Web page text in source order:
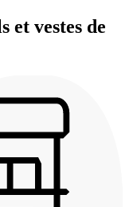
et vestes de